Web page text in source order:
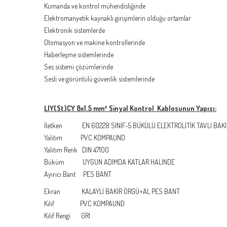
Kumanda ve kontrol mühendisliğinde
Elektromanyetik kaynaklı girişimlerin olduğu ortamlar
Elektronik sistemlerde
Otomasyon ve makine kontrollerinde
Haberleşme sistemlerinde
Ses sistemi çözümlerinde
Sesli ve görüntülü güvenlik sistemlerinde
LIY(St)CY 8x1.5 mm² Sinyal Kontrol Kablosunun Yapısı:
İletken EN 60228 SINIF-5 BÜKÜLÜ ELEKTROLİTİK TAVLI
Yalıtım PVC KOMPAUND
Yalıtım Renk DIN 47100
Büküm UYGUN ADIMDA KATLAR HALİNDE
Ayırıcı Bant PES BANT
Ekran KALAYLI BAKIR ÖRGÜ+AL PES BANT
Kılıf PVC KOMPAUND
Kılıf Rengi GRİ